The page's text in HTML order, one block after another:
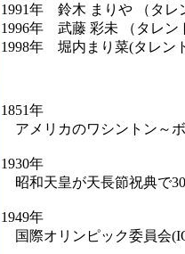
1991年 鈴木 まりや （タ
1996年 武藤 彩未 （タレン
1998年 堀内まり菜(タレ
1851年
アメリカのワシントン～
1930年
昭和天皇が天長節祝典で
1949年
国際オリンピック委員会